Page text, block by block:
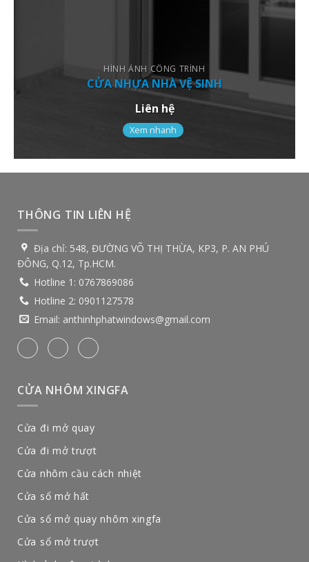
HÌNH ẢNH CÔNG TRÌNH
CỬA NHỰA NHÀ VỆ SINH
Liên hệ
Xem nhanh
THÔNG TIN LIÊN HỆ
Địa chỉ: 548, ĐƯỜNG VÕ THỊ THỪA, KP3, P. AN PHÚ
ĐÔNG, Q.12, Tp.HCM.
Hotline 1: 0767869086
Hotline 2: 0901127578
Email: anthinhphatwindows@gmail.com
CỬA NHÔM XINGFA
Cửa đi mở quay
Cửa đi mở trượt
Cửa nhôm cầu cách nhiệt
Cửa sổ mở hất
Cửa sổ mở quay nhôm xingfa
Cửa sổ mở trượt